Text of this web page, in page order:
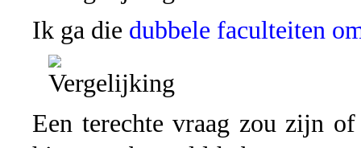
Ik ga die dubbele faculteiten
Een terechte vraag zou zijn